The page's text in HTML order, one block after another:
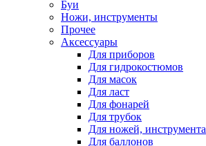
Буи
Ножи, инструменты
Прочее
Аксессуары
Для приборов
Для гидрокостюмов
Для масок
Для ласт
Для фонарей
Для трубок
Для ножей, инструмента
Для баллонов